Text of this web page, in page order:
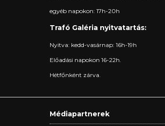
egyéb napokon: 17h-20h
Trafó Galéria nyitvatartás:
Nyitva: kedd-vasárnap: 16h-19h
Előadási napokon 16-22h.
Hétfőnként zárva.
Médiapartnerek